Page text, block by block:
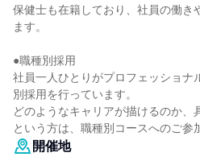
保健士も在籍しており、社員の働き
ます。
●職種別採用
社員一人ひとりがプロフェッショナ
別採用を行っています。
どのようなキャリアが描けるのか、
という方は、職種別コースへのご参
開催地